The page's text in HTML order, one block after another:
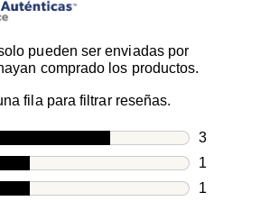
pueden ser enviadas por
comprado los productos.
fila para filtrar reseñas.
3
3 reseñas
1
1 reseña
1